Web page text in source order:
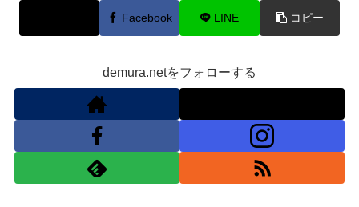
Facebook LINE コピー
demura.netをフォローする